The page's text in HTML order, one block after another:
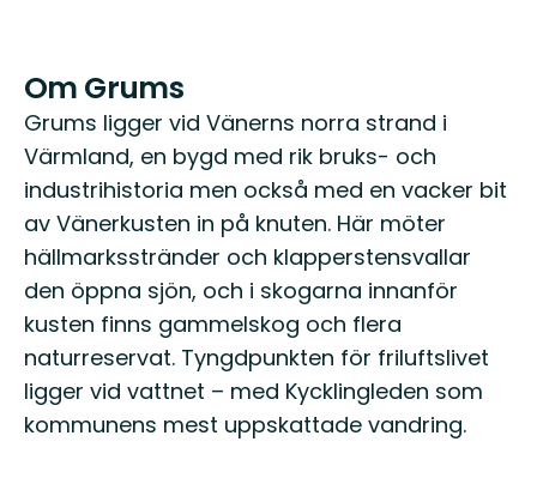
Om Grums
Grums ligger vid Vänerns norra strand i
Värmland, en bygd med rik bruks- och
industrihistoria men också med en vacker bit
av Vänerkusten in på knuten. Här möter
hällmarksstränder och klapperstensvallar
den öppna sjön, och i skogarna innanför
kusten finns gammelskog och flera
naturreservat. Tyngdpunkten för friluftslivet
ligger vid vattnet – med Kycklingleden som
kommunens mest uppskattade vandring.